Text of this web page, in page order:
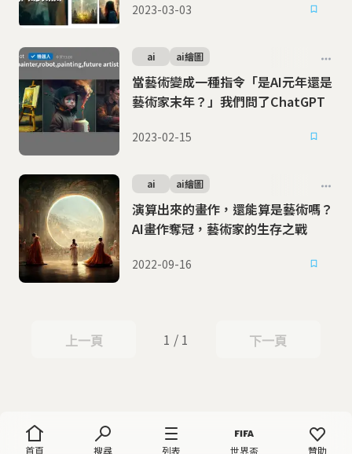
首頁 搜尋 列表 世界盃 贊助
2023-03-03
當藝術變成一種指令「是AI元年還是
藝術家末年？」我們問了ChatGPT
ai ai繪圖
2023-02-15
演算出來的畫作，還能算是藝術嗎？
AI畫作奪冠，藝術家的生存之戰
ai ai繪圖
2022-09-16
上一頁
上一頁 1 / 1 下一頁
下一頁